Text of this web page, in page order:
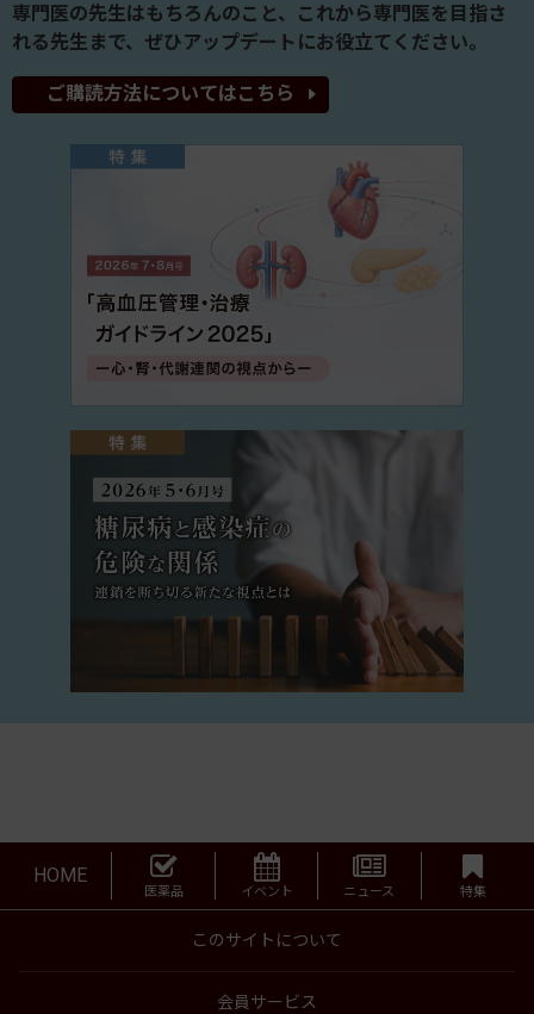
専門医の先生はもちろんのこと、これから専門医を目指さ
れる先生まで、ぜひアップデートにお役立てください。
ご購読方法についてはこちら
HOME
医薬品 イベント ニュース 特集
このサイトについて
会員サービス